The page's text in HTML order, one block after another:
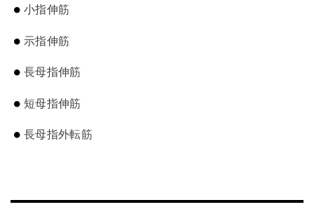
小指伸筋
示指伸筋
長母指伸筋
短母指伸筋
長母指外転筋